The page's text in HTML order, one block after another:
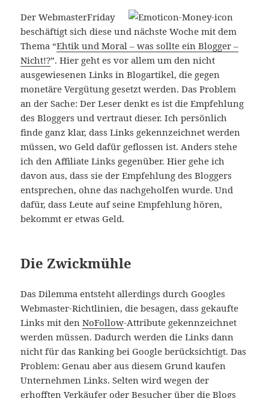
Der WebmasterFriday
beschäftigt sich diese und nächste Woche mit dem
Thema “Ehtik und Moral – was sollte ein Blogger –
Nicht!?”. Hier geht es vor allem um den nicht
ausgewiesenen Links in Blogartikel, die gegen
monetäre Vergütung gesetzt werden. Das Problem
an der Sache: Der Leser denkt es ist die Empfehlung
des Bloggers und vertraut dieser. Ich persönlich
finde ganz klar, dass Links gekennzeichnet werden
müssen, wo Geld dafür geflossen ist. Anders stehe
ich den Affiliate Links gegenüber. Hier gehe ich
davon aus, dass sie der Empfehlung des Bloggers
entsprechen, ohne das nachgeholfen wurde. Und
dafür, dass Leute auf seine Empfehlung hören,
bekommt er etwas Geld.
Die Zwickmühle
Das Dilemma entsteht allerdings durch Googles
Webmaster-Richtlinien, die besagen, dass gekaufte
Links mit denNoFollow-Attribute gekennzeichnet
werden müssen. Dadurch werden die Links dann
nicht für das Ranking bei Google berücksichtigt. Das
Problem: Genau aber aus diesem Grund kaufen
Unternehmen Links. Selten wird wegen der
erhofften Verkäufer oder Besucher über die Blogs